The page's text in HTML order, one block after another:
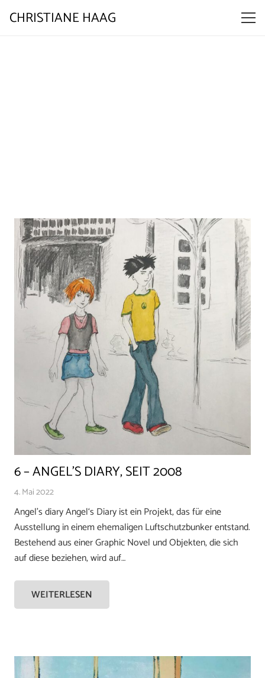
CHRISTIANE HAAG
6 – ANGEL’S DIARY, SEIT 2008
4. Mai 2022
Angel’s diary Angel‘s Diary ist ein Projekt, das für eine
Ausstellung in einem ehemaligen Luftschutzbunker entstand.
Bestehend aus einer Graphic Novel und Objekten, die sich
auf diese beziehen, wird auf…
WEITERLESEN